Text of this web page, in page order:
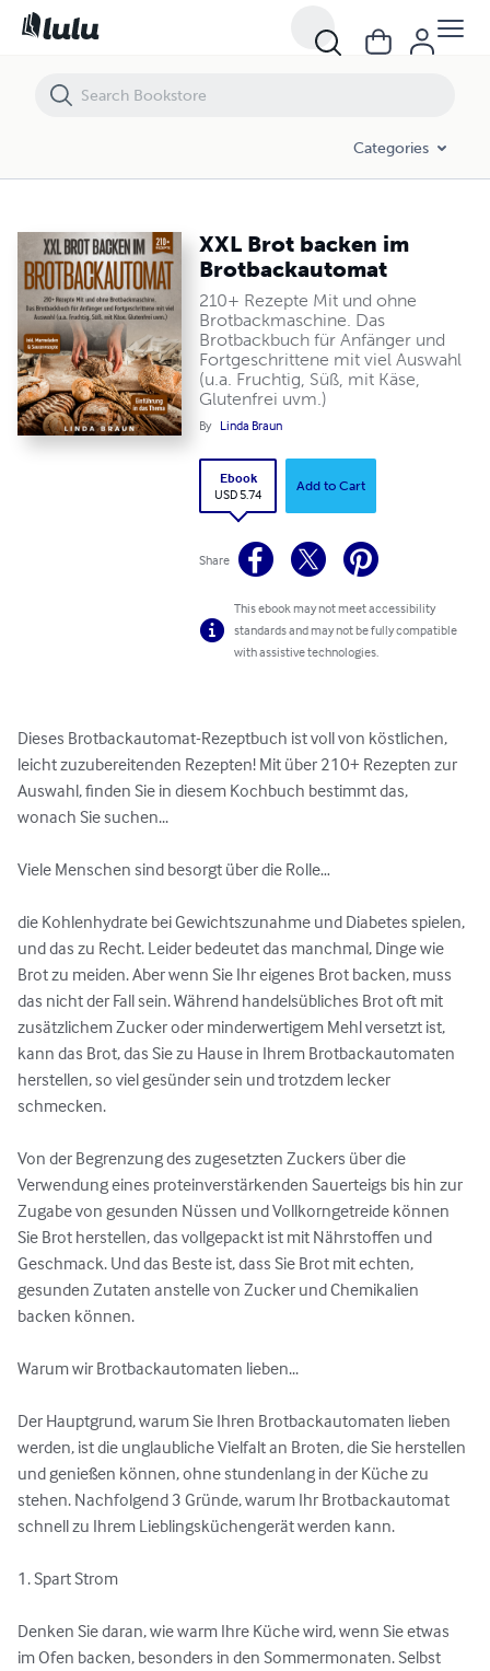
Categories
XXL Brot backen im
Brotbackautomat
210+ Rezepte Mit und ohne
Brotbackmaschine. Das
Brotbackbuch für Anfänger und
Fortgeschrittene mit viel Auswahl
(u.a. Fruchtig, Süß, mit Käse,
Glutenfrei uvm.)
By Linda Braun
Ebook
USD 5.74
Add to Cart
Share
This ebook may not meet accessibility
standards and may not be fully compatible
with assistive technologies.
Dieses Brotbackautomat-Rezeptbuch ist voll von köstlichen,
leicht zuzubereitenden Rezepten! Mit über 210+ Rezepten zur
Auswahl, finden Sie in diesem Kochbuch bestimmt das,
wonach Sie suchen...
Viele Menschen sind besorgt über die Rolle…
die Kohlenhydrate bei Gewichtszunahme und Diabetes spielen,
und das zu Recht. Leider bedeutet das manchmal, Dinge wie
Brot zu meiden. Aber wenn Sie Ihr eigenes Brot backen, muss
das nicht der Fall sein. Während handelsübliches Brot oft mit
zusätzlichem Zucker oder minderwertigem Mehl versetzt ist,
kann das Brot, das Sie zu Hause in Ihrem Brotbackautomaten
herstellen, so viel gesünder sein und trotzdem lecker
schmecken.
Von der Begrenzung des zugesetzten Zuckers über die
Verwendung eines proteinverstärkenden Sauerteigs bis hin zur
Zugabe von gesunden Nüssen und Vollkorngetreide können
Sie Brot herstellen, das vollgepackt ist mit Nährstoffen und
Geschmack. Und das Beste ist, dass Sie Brot mit echten,
gesunden Zutaten anstelle von Zucker und Chemikalien
backen können.
Warum wir Brotbackautomaten lieben...
Der Hauptgrund, warum Sie Ihren Brotbackautomaten lieben
werden, ist die unglaubliche Vielfalt an Broten, die Sie herstellen
und genießen können, ohne stundenlang in der Küche zu
stehen. Nachfolgend 3 Gründe, warum Ihr Brotbackautomat
schnell zu Ihrem Lieblingsküchengerät werden kann.
1. Spart Strom
Denken Sie daran, wie warm Ihre Küche wird, wenn Sie etwas
im Ofen backen, besonders in den Sommermonaten. Selbst
XXL Brot backen im Brotbackautomat